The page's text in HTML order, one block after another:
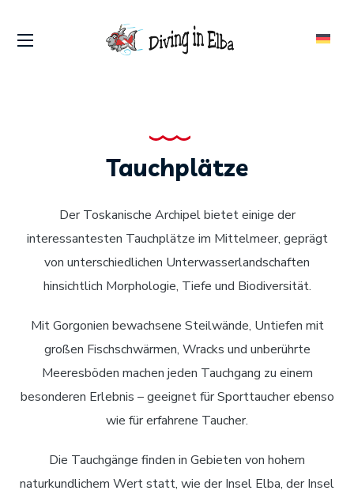
Tauchplätze
Der Toskanische Archipel bietet einige der
interessantesten Tauchplätze im Mittelmeer, geprägt
von unterschiedlichen Unterwasserlandschaften
hinsichtlich Morphologie, Tiefe und Biodiversität.
Mit Gorgonien bewachsene Steilwände, Untiefen mit
großen Fischschwärmen, Wracks und unberührte
Meeresböden machen jeden Tauchgang zu einem
besonderen Erlebnis – geeignet für Sporttaucher ebenso
wie für erfahrene Taucher.
Die Tauchgänge finden in Gebieten von hohem
naturkundlichem Wert statt, wie der Insel Elba, der Insel